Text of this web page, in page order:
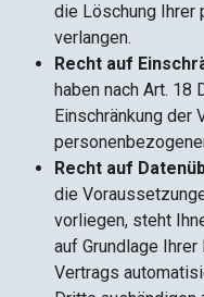
die Löschung Ihrer
verlangen.
Recht auf
haben nach Art. 18
Einschränkung der
Recht auf
die
vorliegen, steht
auf Grundlage
Vertrags